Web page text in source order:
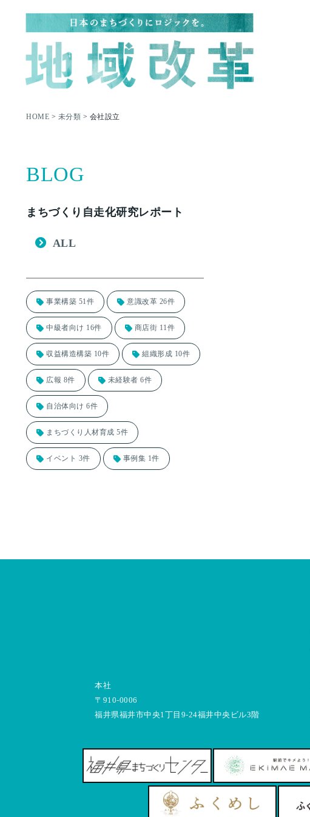
HOME > 未分類 > 会社設立
BLOG
まちづくり自走化研究レポート
ALL
事業構築 51件 意識改革 26件
中級者向け 16件 商店街 11件
収益構造構築 10件 組織形成 10件
広報 8件 未経験者 6件
自治体向け 6件
まちづくり人材育成 5件
イベント 3件 事例集 1件
本社
〒910-0006
福井県福井市中央1丁目9-24福井中央ビル3階